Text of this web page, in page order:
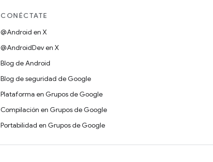
CONÉCTATE
@Android en X
@AndroidDev en X
Blog de Android
Blog de seguridad de Google
Plataforma en Grupos de Google
Compilación en Grupos de Google
Portabilidad en Grupos de Google